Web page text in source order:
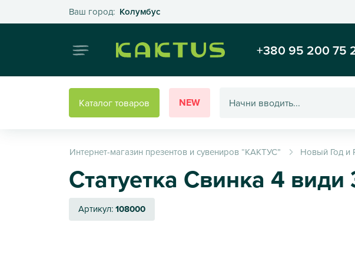
Ваш город: КолумбусВыберите свой город
Интернет-магазин подарков
+380 95 200 75
Каталог товаров NEW
Интернет-магазин презентов и сувениров “КАКТУС” Новый Год и
Статуетка Свинка 4 види
Артикул:108000